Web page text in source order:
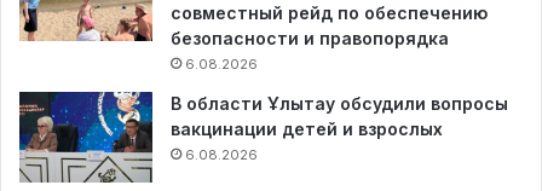
совместный рейд по обеспечению
безопасности и правопорядка
6.08.2026
В области Ұлытау обсудили вопросы
вакцинации детей и взрослых
6.08.2026